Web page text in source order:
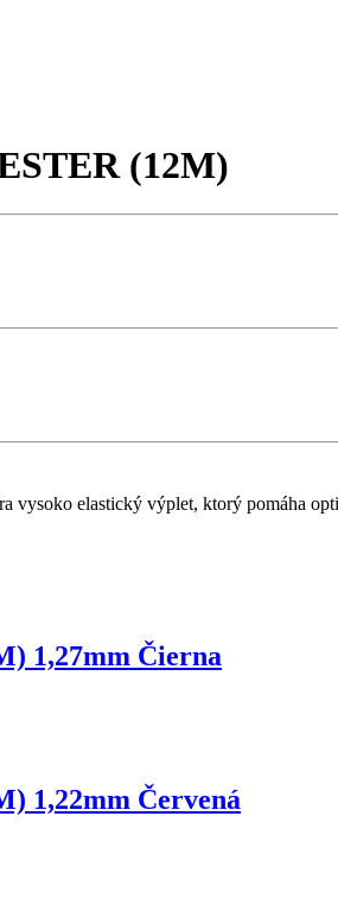
(12M)
vysoko elastický výplet, ktorý pomáha
1,27mm Čierna
1,22mm Červená